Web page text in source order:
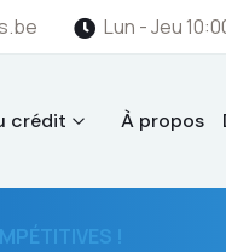
Lun - Jeu
crédit À propos
!